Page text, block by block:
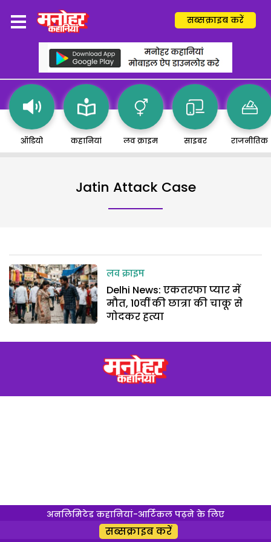
सब्सक्राइब करें
ऑडियो कहानियां लव क्राइम साइबर राजनीतिक
Jatin Attack Case
लव क्राइम
Delhi News: एकतरफा प्यार में
मौत, 10वीं की छात्रा की चाकू से
गोदकर हत्या
अनलिमिटेड कहानियां-आर्टिकल पढ़ने के लिए
सब्सक्राइब करें